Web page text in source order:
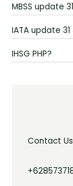
MBSS update
IATA update
IHSG PHP?
Contact